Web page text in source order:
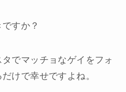
すか？
でマッチョなゲイをフォ
けで幸せですよね。